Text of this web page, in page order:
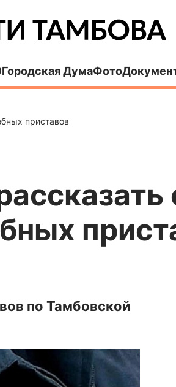
Городская ДумаФото
приставов
по Тамбовской